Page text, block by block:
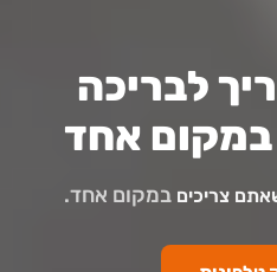
לבריכה
אחד
צריכים במקום אחד.